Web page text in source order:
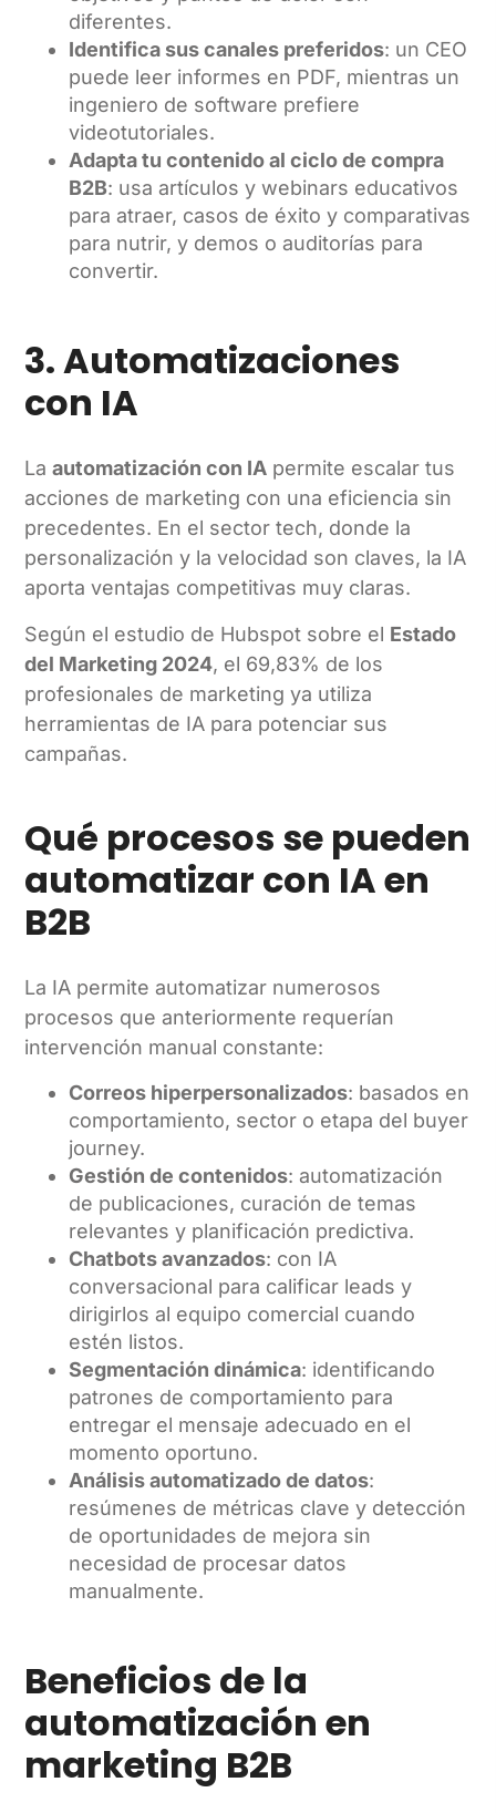
diferentes.
Identifica sus canales preferidos: un CEO
puede leer informes en PDF, mientras un
ingeniero de software prefiere
videotutoriales.
Adapta tu contenido al ciclo de compra
B2B: usa artículos y webinars educativos
para atraer, casos de éxito y comparativas
para nutrir, y demos o auditorías para
convertir.
3. Automatizaciones
con IA
Laautomatización con IA permite escalar tus
acciones de marketing con una eficiencia sin
precedentes. En el sector tech, donde la
personalización y la velocidad son claves, la IA
aporta ventajas competitivas muy claras.
Según el estudio de Hubspot sobre el Estado
del Marketing 2024, el 69,83% de los
profesionales de marketing ya utiliza
herramientas de IA para potenciar sus
campañas.
Qué procesos se pueden
automatizar con IA en
B2B
La IA permite automatizar numerosos
procesos que anteriormente requerían
intervención manual constante:
Correos hiperpersonalizados: basados en
comportamiento, sector o etapa del buyer
journey.
Gestión de contenidos: automatización
de publicaciones, curación de temas
relevantes y planificación predictiva.
Chatbots avanzados: con IA
conversacional para calificar leads y
dirigirlos al equipo comercial cuando
estén listos.
Segmentación dinámica: identificando
patrones de comportamiento para
entregar el mensaje adecuado en el
momento oportuno.
Análisis automatizado de datos:
resúmenes de métricas clave y detección
de oportunidades de mejora sin
necesidad de procesar datos
manualmente.
Beneficios de la
automatización en
marketing B2B